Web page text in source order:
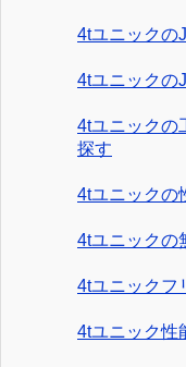
4tユニックの
4tユニックの
4tユニックの
探す
4tユニックの
4tユニックの
4tユニックフ
4tユニック性